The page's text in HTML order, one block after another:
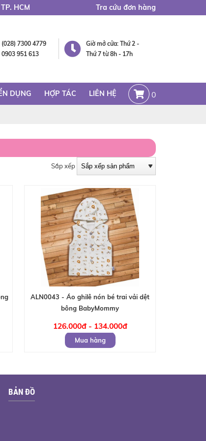
HCM Tra cứu đơn hàng
(028) 7300 4779
0903 951 613
Giờ mở cửa: Thứ 2 -
Thứ 7 từ 8h - 17h
DỤNG HỢP TÁC LIÊN HỆ 0
Sắp xếp
ALN0043 - Áo ghilê nón bé trai vải dệt
bông BabyMommy
126.000đ - 134.000đ
Mua hàng
BẢN ĐỒ